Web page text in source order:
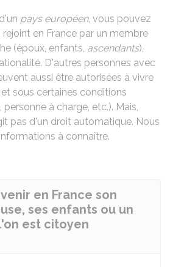
pays européen, vous pouvez
en France par un membre
(époux, enfants, ascendants),
D'autres personnes avec
aussi être autorisées à vivre
sous certaines conditions
à charge, etc.). Mais,
pas d'un droit automatique. Nous
à connaître.
en France son
ses enfants ou un
est citoyen